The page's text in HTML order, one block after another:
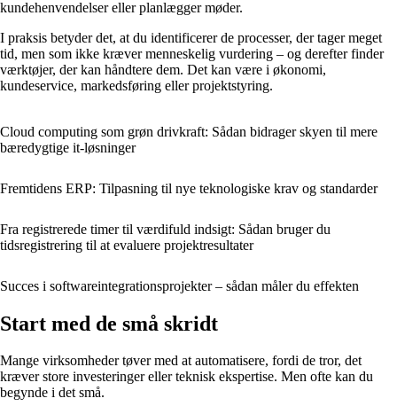
kundehenvendelser eller planlægger møder.
I praksis betyder det, at du identificerer de processer, der tager meget
tid, men som ikke kræver menneskelig vurdering – og derefter finder
værktøjer, der kan håndtere dem. Det kan være i økonomi,
kundeservice, markedsføring eller projektstyring.
Cloud computing som grøn drivkraft: Sådan bidrager skyen til mere
bæredygtige it-løsninger
Fremtidens ERP: Tilpasning til nye teknologiske krav og standarder
Fra registrerede timer til værdifuld indsigt: Sådan bruger du
tidsregistrering til at evaluere projektresultater
Succes i softwareintegrationsprojekter – sådan måler du effekten
Start med de små skridt
Mange virksomheder tøver med at automatisere, fordi de tror, det
kræver store investeringer eller teknisk ekspertise. Men ofte kan du
begynde i det små.